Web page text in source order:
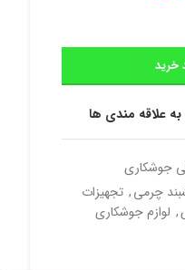
خرید
به علاقه مندی ها
جوشکاری
چرمی, تجهیزات
, لوازم جوشکاری